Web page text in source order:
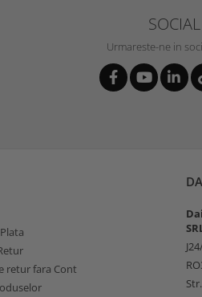
SOCIAL
Urmareste-ne in
retur fara Cont